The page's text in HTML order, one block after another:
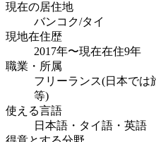
現在の居住地
バンコク/タイ
現地在住歴
2017年〜現在在住9年
職業・所属
フリーランス(日本では
等)
使える言語
日本語・タイ語・英語